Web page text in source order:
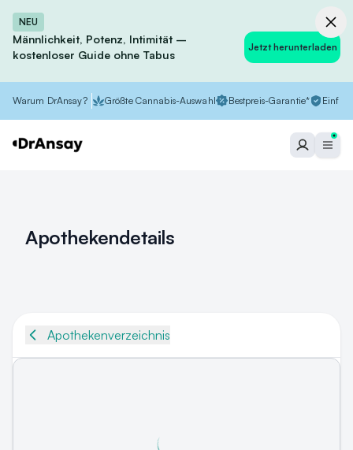
NEU
Männlichkeit, Potenz, Intimität –
kostenloser Guide ohne Tabus
Jetzt herunterladen
Warum DrAnsay? Größte Cannabis-Auswahl Bestpreis-Garantie*
Apothekendetails
Apothekenverzeichnis